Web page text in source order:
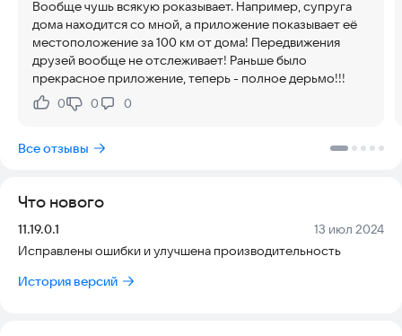
- Автоматические оповещения, когда родственник
находится рядом (идеально для предотвращения потери
детей)
- Поиск потерянного или украденного телефона через
функцию «Найди мой телефон»
- Возможность отправить сигнал тревоги в экстренной
ситуации простым встряхиванием телефона
голосовыми сообщениями через iSharing finder
Приложение iSharing следует использовать только при
Попробуйте iSharing для уверенности в безопасности
Вообще чушь всякую роказывает. Например, супруга
дома находится со мной, а приложение показывает её
местоположение за 100 км от дома! Передвижения
друзей вообще не отслеживает! Раньше было
прекрасное приложение, теперь - полное дерьмо!!!
Нравится:
0Не нравится:
0 0
Все отзывы
Что нового
Версия:
11.19.0.1 Дата:
13 июл 2024
Исправлены ошибки и улучшена производительность
История версий